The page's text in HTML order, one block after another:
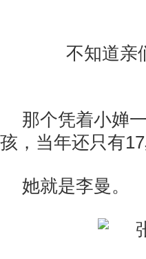
不知道亲们
那个凭着小婵
孩，当年还只有17
她就是李曼。